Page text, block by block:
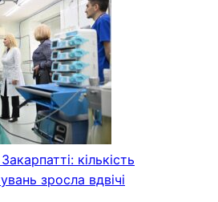
кількість
зросла вдвічі